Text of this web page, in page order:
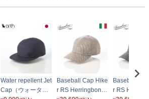
Water repellent Jet
Cap（ウォーター
Baseball Cap Hike
r RS Herringbone
Baseball
r RS